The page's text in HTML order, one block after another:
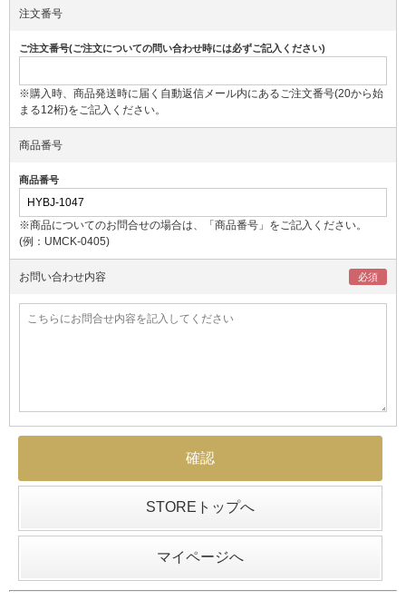
注文番号
ご注文番号(ご注文についての問い合わせ時には必ずご記入ください)
※購入時、商品発送時に届く自動返信メール内にあるご注文番号(20から始
まる12桁)をご記入ください。
商品番号
商品番号
※商品についてのお問合せの場合は、「商品番号」をご記入ください。
(例：UMCK-0405)
お問い合わせ内容
STOREトップへ
マイページへ